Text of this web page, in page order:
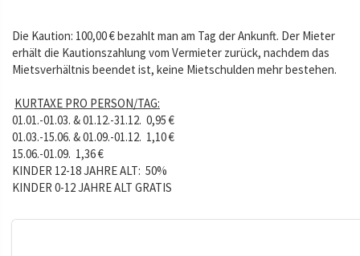
Die Kaution: 100,00 € bezahlt man am Tag der Ankunft. Der Mieter
erhält die Kautionszahlung vom Vermieter zurück, nachdem das
Mietsverhältnis beendet ist, keine Mietschulden mehr bestehen.
KURTAXE PRO PERSON/TAG:
01.01.-01.03. & 01.12.-31.12. 0,95 €
01.03.-15.06. & 01.09.-01.12. 1,10 €
15.06.-01.09. 1,36 €
KINDER 12-18 JAHRE ALT: 50%
KINDER 0-12 JAHRE ALT GRATIS